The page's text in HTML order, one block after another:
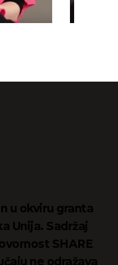
u okviru granta
Unija. Sadržaj
SHARE
ne odražava